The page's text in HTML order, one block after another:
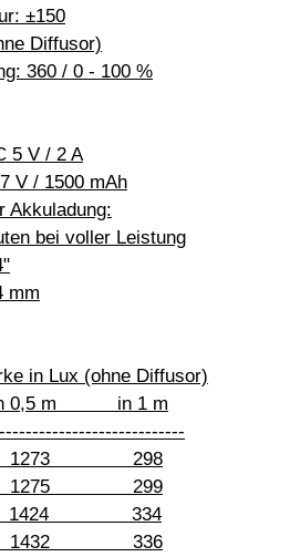
±150
Diffusor)
360 / 0 - 100 %
5 V / 2 A
V / 1500 mAh
Akkuladung:
bei voller Leistung
mm
in Lux (ohne Diffusor)
m in 1 m
1273 298
1275 299
1424 334
1432 336